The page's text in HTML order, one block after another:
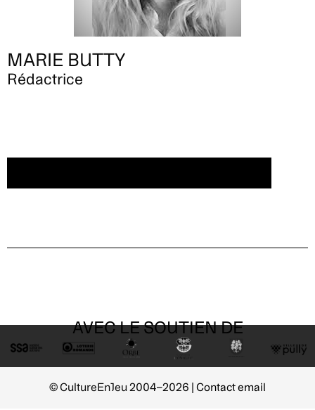
MARIE BUTTY
Rédactrice
AVEC LE SOUTIEN DE
© CultureEnJeu 2004–2026 | Contact email